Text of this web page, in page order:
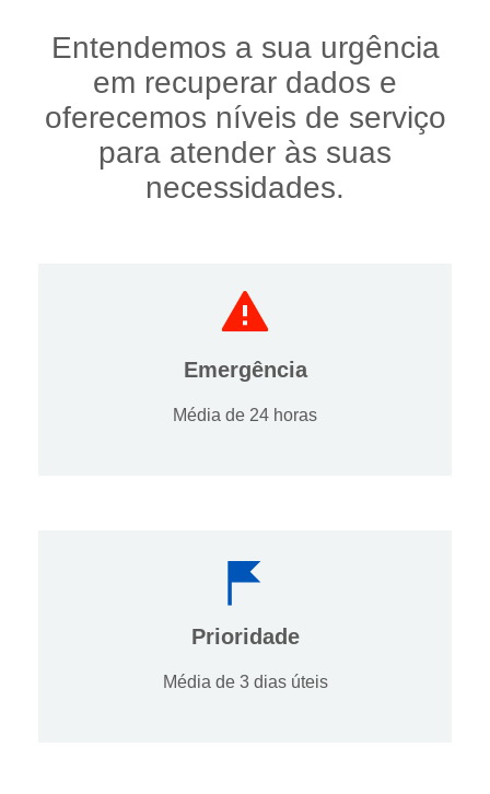
Entendemos a sua urgência
em recuperar dados e
oferecemos níveis de serviço
para atender às suas
necessidades.
Emergência
Média de 24 horas
Prioridade
Média de 3 dias úteis